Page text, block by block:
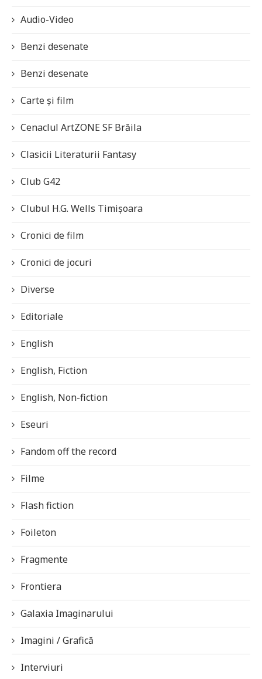
Audio-Video
Benzi desenate
Benzi desenate
Carte și film
Cenaclul ArtZONE SF Brăila
Clasicii Literaturii Fantasy
Club G42
Clubul H.G. Wells Timișoara
Cronici de film
Cronici de jocuri
Diverse
Editoriale
English
English, Fiction
English, Non-fiction
Eseuri
Fandom off the record
Filme
Flash fiction
Foileton
Fragmente
Frontiera
Galaxia Imaginarului
Imagini / Grafică
Interviuri